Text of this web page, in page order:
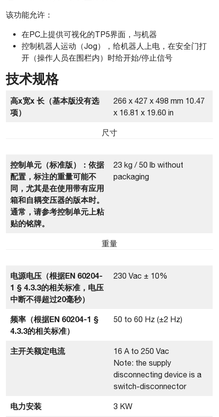
该功能允许：
在PC上提供可视化的TP5界面，与机器
控制机器人运动（Jog），给机器人上电，在安全门打
开（操作人员在围栏内）时给开始/停止信号
技术规格
高x宽x 长（基本版没有选
项）
266 x 427 x 498 mm 10.47
x 16.81 x 19.60 in
尺寸
控制单元（标准版）：依据
配置，标注的重量可能不
同，尤其是在使用带有应用
箱和自耦变压器的版本时。
通常，请参考控制单元上粘
贴的铭牌。
23 kg / 50 lb without
packaging
重量
电源电压（根据EN 60204-
1 § 4.3.3的相关标准，电压
中断不得超过20毫秒）
230 Vac ± 10%
频率（根据EN 60204-1 §
4.3.3的相关标准）
50 to 60 Hz (±2 Hz)
主开关额定电流
16 A to 250 Vac
Note: the supply
disconnecting device is a
switch-disconnector
电力安装 3 KW